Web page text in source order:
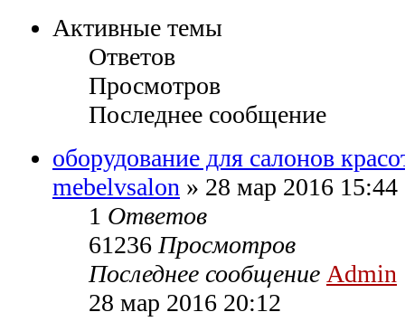
Активные темы
Ответов
Просмотров
Последнее сообщение
оборудование для салонов
mebelvsalon » 28 мар 2016 15:44
1 Ответов
61236Просмотров
Последнее сообщение Admin
28 мар 2016 20:12